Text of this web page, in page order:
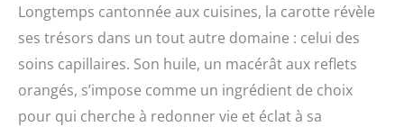
Longtemps cantonnée aux cuisines, la carotte révèle
ses trésors dans un tout autre domaine : celui des
soins capillaires. Son huile, un macérât aux reflets
orangés, s’impose comme un ingrédient de choix
pour qui cherche à redonner vie et éclat à sa